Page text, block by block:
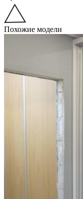
Похожие модели